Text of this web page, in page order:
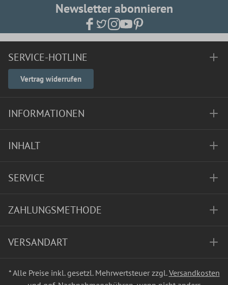
Newsletter abonnieren
SERVICE-HOTLINE
Vertrag widerrufen
INFORMATIONEN
INHALT
SERVICE
ZAHLUNGSMETHODE
VERSANDART
* Alle Preise inkl. gesetzl. Mehrwertsteuer zzgl.Versandkosten